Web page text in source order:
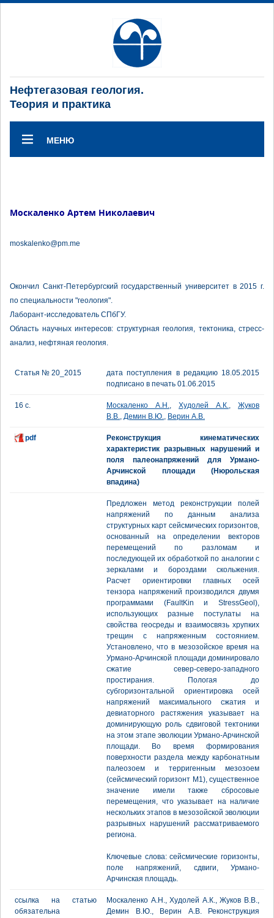
Нефтегазовая геология.
Теория и практика
МЕНЮ
Москаленко Артем Николаевич
moskalenko@pm.me
Окончил Санкт-Петербургский государственный университет в 2015 г.
по специальности "геология".
Лаборант-исследователь СПбГУ.
Область научных интересов: структурная геология, тектоника, стресс-
анализ, нефтяная геология.
Статья № 20_2015
дата поступления в редакцию 18.05.2015
подписано в печать 01.06.2015
16 с. Москаленко А.Н., Худолей А.К., Жуков
В.В., Демин В.Ю., Верин А.В.
pdf
Реконструкция кинематических
характеристик разрывных нарушений и
поля палеонапряжений для Урмано-
Арчинской площади (Нюрольская
впадина)
Предложен метод реконструкции полей
напряжений по данным анализа
структурных карт сейсмических горизонтов,
основанный на определении векторов
перемещений по разломам и
последующей их обработкой по аналогии с
зеркалами и бороздами скольжения.
Расчет ориентировки главных осей
тензора напряжений производился двумя
программами (FaultKin и StressGeol),
использующих разные постулаты на
свойства геосреды и взаимосвязь хрупких
трещин с напряженным состоянием.
Установлено, что в мезозойское время на
Урмано-Арчинской площади доминировало
сжатие север-северо-западного
простирания. Пологая до
субгоризонтальной ориентировка осей
напряжений максимального сжатия и
девиаторного растяжения указывает на
доминирующую роль сдвиговой тектоники
на этом этапе эволюции Урмано-Арчинской
площади. Во время формирования
поверхности раздела между карбонатным
палеозоем и терригенным мезозоем
(сейсмический горизонт М1), существенное
значение имели также сбросовые
перемещения, что указывает на наличие
нескольких этапов в мезозойской эволюции
разрывных нарушений рассматриваемого
региона.
Ключевые слова: сейсмические горизонты,
поле напряжений, сдвиги, Урмано-
Арчинская площадь.
ссылка на статью
обязательна
Москаленко А.Н., Худолей А.К., Жуков В.В.,
Демин В.Ю., Верин А.В. Реконструкция